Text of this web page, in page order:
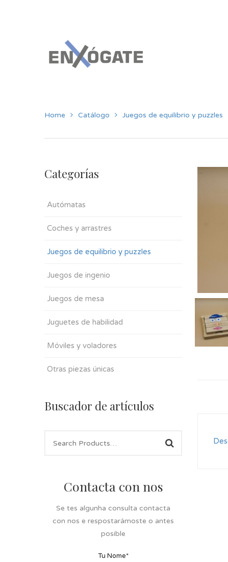
Home Catálogo Juegos de equilibrio y puzzles
Categorías
Autómatas
Coches y arrastres
Juegos de equilibrio y puzzles
Juegos de ingenio
Juegos de mesa
Juguetes de habilidad
Móviles y voladores
Otras piezas únicas
Buscador de artículos
Contacta con nos
Se tes algunha consulta contacta
con nos e respostarámoste o antes
posible
Tu Nome*